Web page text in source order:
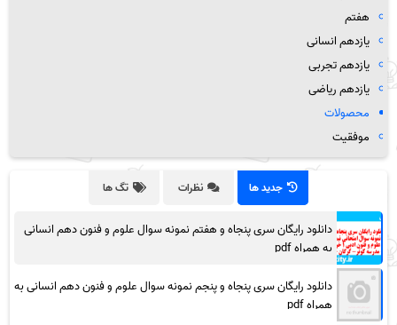
هفتم
یازدهم انسانی
یازدهم تجربی
یازدهم ریاضی
محصولات
موفقیت
جدید ها نظرات تگ ها
دانلود رایگان سری پنجاه و هفتم نمونه سوال علوم و فنون دهم انسانی
به همراه pdf
دانلود رایگان سری پنجاه و پنجم نمونه سوال علوم و فنون دهم انسانی به
همراه pdf